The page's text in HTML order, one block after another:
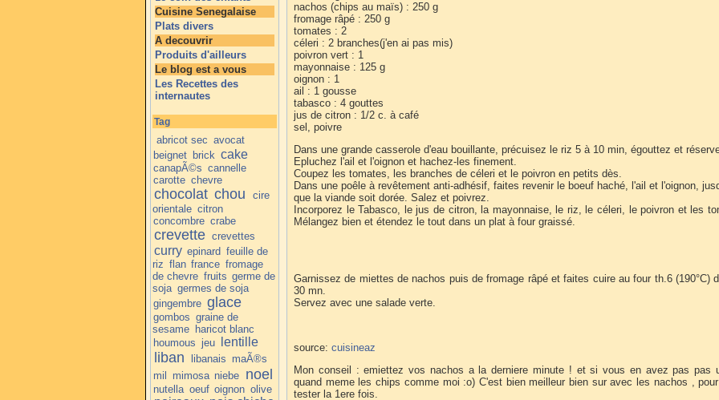
Cuisine Senegalaise
Plats divers
A decouvrir
Produits d'ailleurs
Le blog est a vous
Les Recettes des
internautes
Tag
abricot sec avocat
beignet brick cake
canapÃ©s cannelle
carotte chevre
chocolat chou
cire
orientale citron
concombre crabe
crevette crevettes
curry epinard feuille de
riz flan france fromage
de chevre fruits germe de
soja germes de soja
gingembre glace
gombos graine de
sesame haricot blanc
houmous jeu lentille
liban libanais maÃ®s
mil mimosa niebe noel
nutella oeuf oignon olive
nachos (chips au maïs) : 250 g
fromage râpé : 250 g
tomates : 2
céleri : 2 branches(j'en ai pas mis)
poivron vert : 1
mayonnaise : 125 g
oignon : 1
ail : 1 gousse
tabasco : 4 gouttes
jus de citron : 1/2 c. à café
sel, poivre
Dans une grande casserole d'eau bouillante, précuisez le riz 5 à 10 min, égouttez et
Epluchez l'ail et l'oignon et hachez-les finement.
Coupez les tomates, les branches de céleri et le poivron en petits dès.
Dans une poêle à revêtement anti-adhésif, faites revenir le boeuf haché, l'ail et l'oignon,
que la viande soit dorée. Salez et poivrez.
Incorporez le Tabasco, le jus de citron, la mayonnaise, le riz, le céleri, le poivron et les
Mélangez bien et étendez le tout dans un plat à four graissé.
Garnissez de miettes de nachos puis de fromage râpé et faites cuire au four th.6 (190°C)
30 mn.
Servez avec une salade verte.
source: cuisineaz
Mon conseil : emiettez vos nachos a la derniere minute ! et si vous en avez pas pas
quand meme les chips comme moi :o) C'est bien meilleur bien sur avec les nachos ,
tester la 1ere fois.